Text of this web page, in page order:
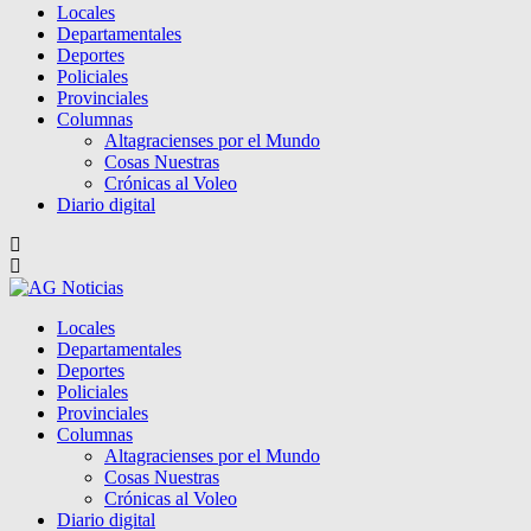
Locales
Departamentales
Deportes
Policiales
Provinciales
Columnas
Altagracienses por el Mundo
Cosas Nuestras
Crónicas al Voleo
Diario digital
Locales
Departamentales
Deportes
Policiales
Provinciales
Columnas
Altagracienses por el Mundo
Cosas Nuestras
Crónicas al Voleo
Diario digital